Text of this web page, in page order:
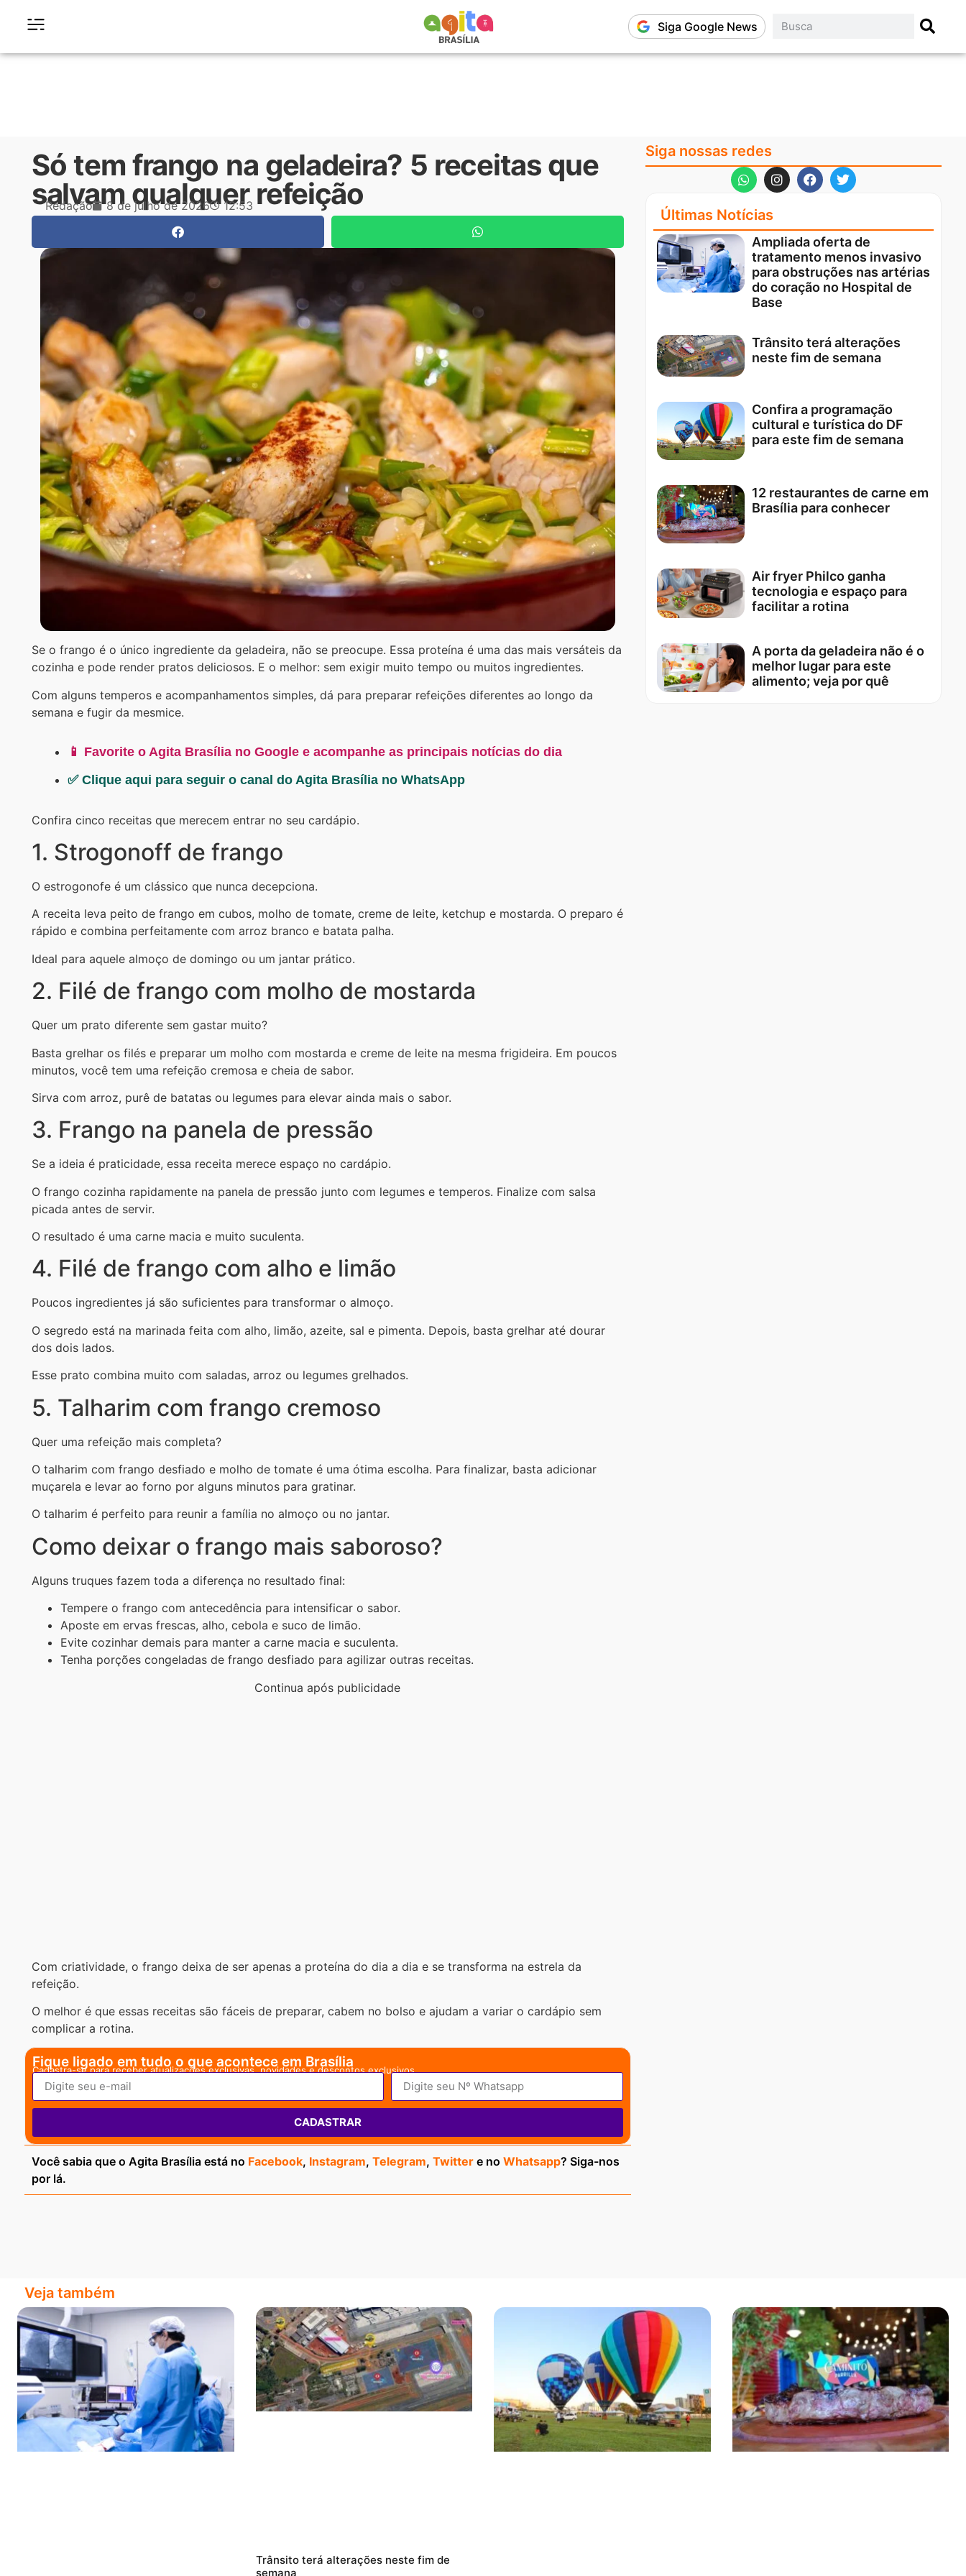
Siga Google News
Só tem frango na geladeira? 5 receitas que
salvam qualquer refeição
Redação 8 de julho de 2026 12:53
Se o frango é o único ingrediente da geladeira, não se preocupe. Essa proteína é uma das mais versáteis da
cozinha e pode render pratos deliciosos. E o melhor: sem exigir muito tempo ou muitos ingredientes.
Com alguns temperos e acompanhamentos simples, dá para preparar refeições diferentes ao longo da
semana e fugir da mesmice.
📱 Favorite o Agita Brasília no Google e acompanhe as principais notícias do dia
✅ Clique aqui para seguir o canal do Agita Brasília no WhatsApp
Confira cinco receitas que merecem entrar no seu cardápio.
1. Strogonoff de frango
O estrogonofe é um clássico que nunca decepciona.
A receita leva peito de frango em cubos, molho de tomate, creme de leite, ketchup e mostarda. O preparo é
rápido e combina perfeitamente com arroz branco e batata palha.
Ideal para aquele almoço de domingo ou um jantar prático.
2. Filé de frango com molho de mostarda
Quer um prato diferente sem gastar muito?
Basta grelhar os filés e preparar um molho com mostarda e creme de leite na mesma frigideira. Em poucos
minutos, você tem uma refeição cremosa e cheia de sabor.
Sirva com arroz, purê de batatas ou legumes para elevar ainda mais o sabor.
3. Frango na panela de pressão
Se a ideia é praticidade, essa receita merece espaço no cardápio.
O frango cozinha rapidamente na panela de pressão junto com legumes e temperos. Finalize com salsa
picada antes de servir.
O resultado é uma carne macia e muito suculenta.
4. Filé de frango com alho e limão
Poucos ingredientes já são suficientes para transformar o almoço.
O segredo está na marinada feita com alho, limão, azeite, sal e pimenta. Depois, basta grelhar até dourar
dos dois lados.
Esse prato combina muito com saladas, arroz ou legumes grelhados.
5. Talharim com frango cremoso
Quer uma refeição mais completa?
O talharim com frango desfiado e molho de tomate é uma ótima escolha. Para finalizar, basta adicionar
muçarela e levar ao forno por alguns minutos para gratinar.
O talharim é perfeito para reunir a família no almoço ou no jantar.
Como deixar o frango mais saboroso?
Alguns truques fazem toda a diferença no resultado final:
Tempere o frango com antecedência para intensificar o sabor.
Aposte em ervas frescas, alho, cebola e suco de limão.
Evite cozinhar demais para manter a carne macia e suculenta.
Tenha porções congeladas de frango desfiado para agilizar outras receitas.
Continua após publicidade
Com criatividade, o frango deixa de ser apenas a proteína do dia a dia e se transforma na estrela da
refeição.
O melhor é que essas receitas são fáceis de preparar, cabem no bolso e ajudam a variar o cardápio sem
complicar a rotina.
Fique ligado em tudo o que acontece em Brasília
Cadastra-se para receber atualizações exclusivas, novidades e descontos exclusivos.
CADASTRAR
Você sabia que o Agita Brasília está no Facebook, Instagram, Telegram, Twitter e no Whatsapp? Siga-nos
por lá.
Siga nossas redes
Últimas Notícias
Ampliada oferta de
tratamento menos invasivo
para obstruções nas artérias
do coração no Hospital de
Base
Trânsito terá alterações
neste fim de semana
Confira a programação
cultural e turística do DF
para este fim de semana
12 restaurantes de carne em
Brasília para conhecer
Air fryer Philco ganha
tecnologia e espaço para
facilitar a rotina
A porta da geladeira não é o
melhor lugar para este
alimento; veja por quê
Veja também
Trânsito terá alterações neste fim de
semana